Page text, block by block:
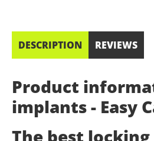
DESCRIPTION REVIEWS
Product
implants - Easy
The best